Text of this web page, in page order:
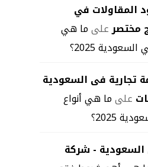
المقاولات في
مختصرعلىما هي
2025؟
تجارية فى السعودية
علىما هي أنواع
2025؟
السعودية - شركة